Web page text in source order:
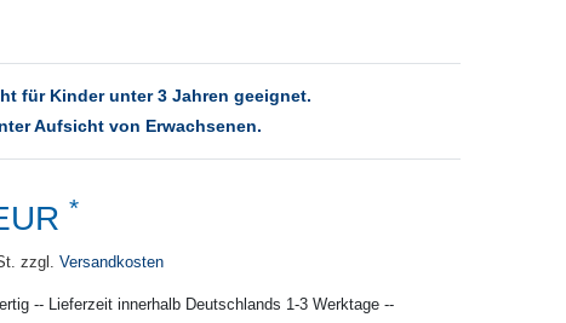
für Kinder unter 3 Jahren geeignet.
Aufsicht von Erwachsenen.
*
zzgl. Versandkosten
-- Lieferzeit innerhalb Deutschlands 1-3 Werktage --